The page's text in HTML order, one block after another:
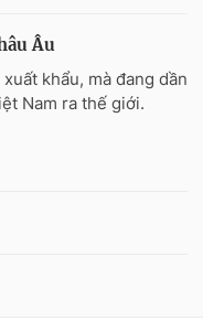
Âu
khẩu, mà đang dần
Nam ra thế giới.